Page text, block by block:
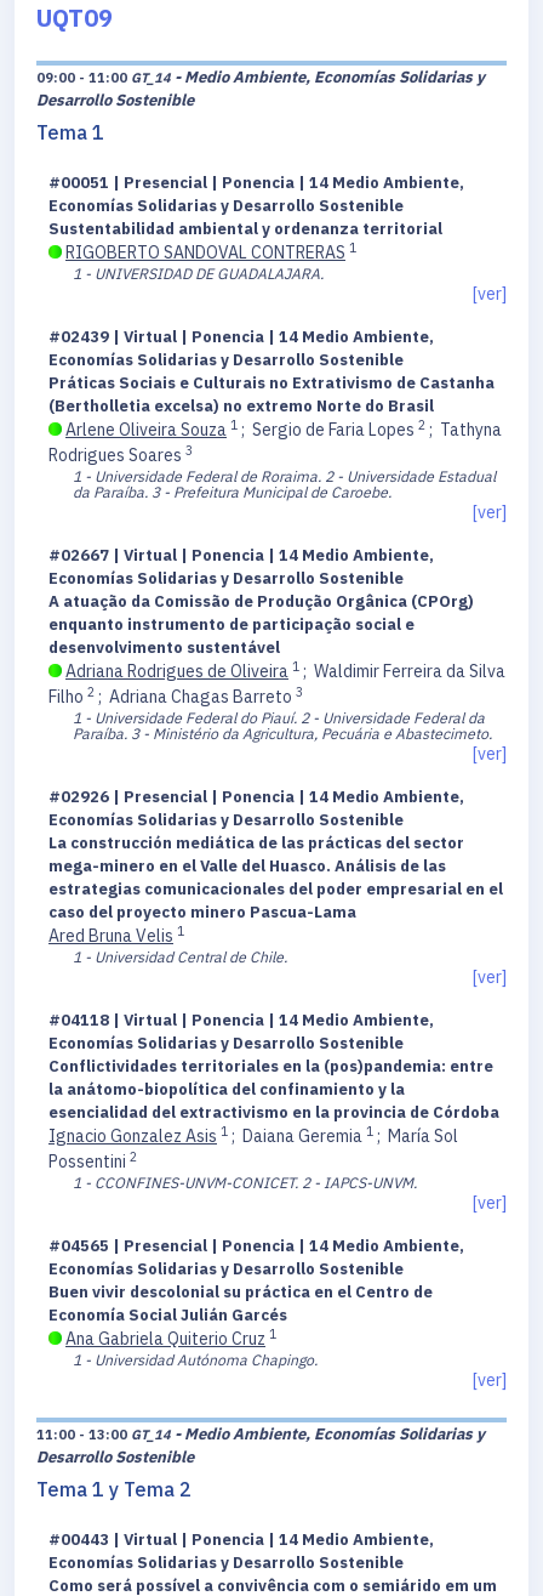
UQT09
09:00 - 11:00 GT_14 - Medio Ambiente, Economías Solidarias y
Desarrollo Sostenible
Tema 1
#00051 | Presencial | Ponencia | 14 Medio Ambiente,
Economías Solidarias y Desarrollo Sostenible
Sustentabilidad ambiental y ordenanza territorial
RIGOBERTO SANDOVAL CONTRERAS 1
1 - UNIVERSIDAD DE GUADALAJARA.
[ver]
#02439 | Virtual | Ponencia | 14 Medio Ambiente,
Economías Solidarias y Desarrollo Sostenible
Práticas Sociais e Culturais no Extrativismo de Castanha
(Bertholletia excelsa) no extremo Norte do Brasil
Arlene Oliveira Souza 1 ; Sergio de Faria Lopes 2 ; Tathyna
Rodrigues Soares 3
1 - Universidade Federal de Roraima. 2 - Universidade Estadual
da Paraíba. 3 - Prefeitura Municipal de Caroebe.
[ver]
#02667 | Virtual | Ponencia | 14 Medio Ambiente,
Economías Solidarias y Desarrollo Sostenible
A atuação da Comissão de Produção Orgânica (CPOrg)
enquanto instrumento de participação social e
desenvolvimento sustentável
Adriana Rodrigues de Oliveira 1 ; Waldimir Ferreira da Silva
Filho 2 ; Adriana Chagas Barreto 3
1 - Universidade Federal do Piauí. 2 - Universidade Federal da
Paraíba. 3 - Ministério da Agricultura, Pecuária e Abastecimeto.
[ver]
#02926 | Presencial | Ponencia | 14 Medio Ambiente,
Economías Solidarias y Desarrollo Sostenible
La construcción mediática de las prácticas del sector
mega-minero en el Valle del Huasco. Análisis de las
estrategias comunicacionales del poder empresarial en el
caso del proyecto minero Pascua-Lama
Ared Bruna Velis 1
1 - Universidad Central de Chile.
[ver]
#04118 | Virtual | Ponencia | 14 Medio Ambiente,
Economías Solidarias y Desarrollo Sostenible
Conflictividades territoriales en la (pos)pandemia: entre
la anátomo-biopolítica del confinamiento y la
esencialidad del extractivismo en la provincia de Córdoba
Ignacio Gonzalez Asis 1 ; Daiana Geremia 1 ; María Sol
Possentini 2
1 - CCONFINES-UNVM-CONICET. 2 - IAPCS-UNVM.
[ver]
#04565 | Presencial | Ponencia | 14 Medio Ambiente,
Economías Solidarias y Desarrollo Sostenible
Buen vivir descolonial su práctica en el Centro de
Economía Social Julián Garcés
Ana Gabriela Quiterio Cruz 1
1 - Universidad Autónoma Chapingo.
[ver]
11:00 - 13:00 GT_14 - Medio Ambiente, Economías Solidarias y
Desarrollo Sostenible
Tema 1 y Tema 2
#00443 | Virtual | Ponencia | 14 Medio Ambiente,
Economías Solidarias y Desarrollo Sostenible
Como será possível a convivência com o semiárido em um